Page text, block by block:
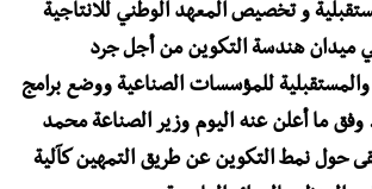
و تخصيص المعهد الوطني للانتاجية
ميدان هندسة التكوين من أجل جرد
والمستقبلية للمؤسسات الصناعية ووضع برامج
ما أعلن عنه اليوم وزير الصناعة محمد
حول نمط التكوين عن طريق التمهين كآلية